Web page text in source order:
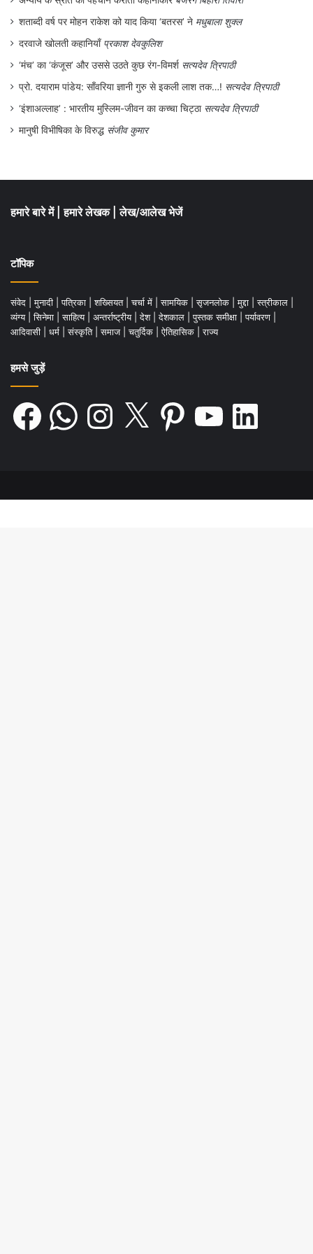
है।
.
शताब्दी वर्ष पर मोहन राकेश को याद किया ‘बतरस’ ने मधुबाला शुक्ल
दरवाजे खोलती कहानियाँ प्रकाश देवकुलिश
‘मंच’ का ‘कंजूस’ और उससे उठते कुछ रंग-विमर्श सत्यदेव त्रिपाठी
प्रो. दयाराम पांडेय: साँवरिया ज्ञानी गुरु से इकली लाश तक…! सत्यदेव त्रिपाठी
‘इंशाअल्लाह’ : भारतीय मुस्लिम-जीवन का कच्चा चिट्ठा सत्यदेव त्रिपाठी
मानुषी विभीषिका के विरुद्ध संजीव कुमार
हमारे बारे में हमारे लेखक लेख/आलेख भेजें
टॉपिक
संवेद मुनादी पत्रिका शख्सियत चर्चा में सामयिक सृजनलोक मुद्दा स्त्रीकाल
व्यंग्य
सिनेमा साहित्य अन्तर्राष्ट्रीय देश देशकाल पुस्तक समीक्षा पर्यावरण
आदिवासी
धर्म संस्कृति समाज चतुर्दिक ऐतिहासिक राज्य
हमसे जुड़ें
Facebook WhatsAppInstagram Pinterest LinkedIn